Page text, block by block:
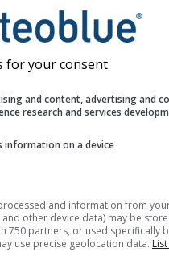
for your consent
and content, advertising and
research and services
information on a device
and information from
other device data) may be
750 partners, or used specifically
use precise geolocation data.